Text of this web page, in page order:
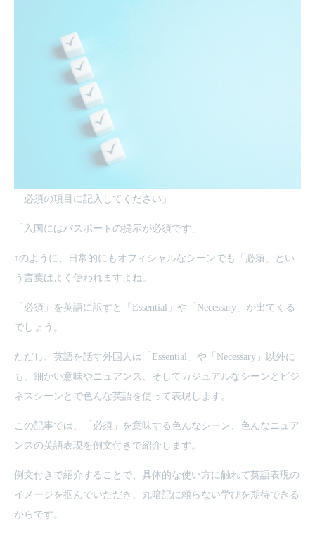
「必須の項目に記入してください」
「入国にはパスポートの提示が必須です」
↑のように、日常的にもオフィシャルなシーンでも「必須」とい
う言葉はよく使われますよね。
「必須」を英語に訳すと「Essential」や「Necessary」が出てくる
でしょう。
ただし、英語を話す外国人は「Essential」や「Necessary」以外に
も、細かい意味やニュアンス、そしてカジュアルなシーンとビジ
ネスシーンとで色んな英語を使って表現します。
この記事では、「必須」を意味する色んなシーン、色んなニュア
ンスの英語表現を例文付きで紹介します。
例文付きで紹介することで、具体的な使い方に触れて英語表現の
イメージを掴んでいただき、丸暗記に頼らない学びを期待できる
からです。